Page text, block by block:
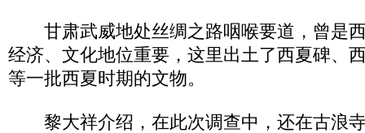
甘肃武威地处丝绸之路咽喉要道，曾是
经济、文化地位重要，这里出土了西夏碑、
等一批西夏时期的文物。
黎大祥介绍，在此次调查中，还在古浪